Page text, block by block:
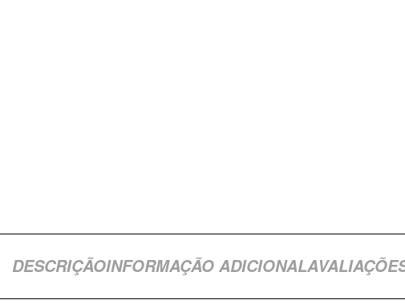
DESCRIÇÃOINFORMAÇÃO ADICIONAL